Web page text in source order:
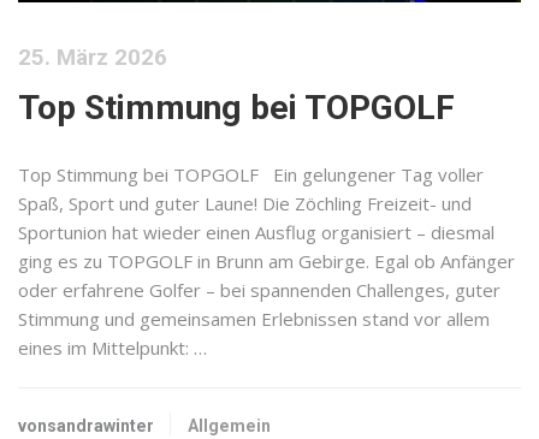
25. März 2026
Top Stimmung bei TOPGOLF
Top Stimmung bei TOPGOLF Ein gelungener Tag voller
Spaß, Sport und guter Laune! Die Zöchling Freizeit- und
Sportunion hat wieder einen Ausflug organisiert – diesmal
ging es zu TOPGOLF in Brunn am Gebirge. Egal ob Anfänger
oder erfahrene Golfer – bei spannenden Challenges, guter
Stimmung und gemeinsamen Erlebnissen stand vor allem
eines im Mittelpunkt: …
vonsandrawinter Allgemein